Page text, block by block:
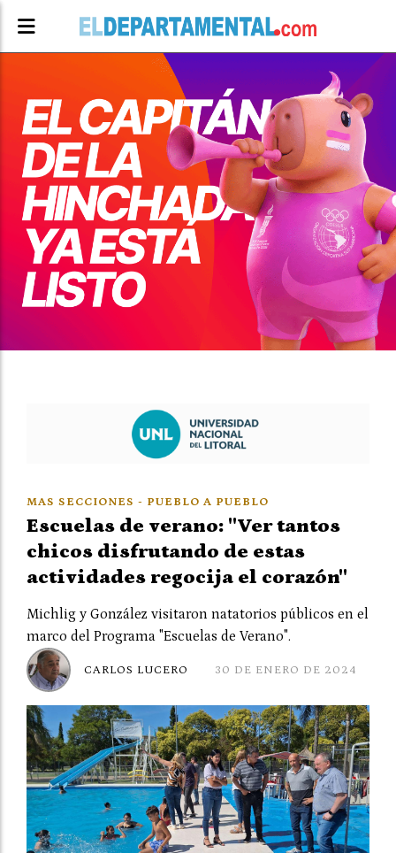
Escuelas de verano: "Ver tantos
chicos disfrutando de estas
actividades regocija el corazón"
Michlig y González visitaron natatorios públicos en el
marco del Programa "Escuelas de Verano".
MAS SECCIONES - PUEBLO A PUEBLO
30 DE ENERO DE 2024
CARLOS LUCERO